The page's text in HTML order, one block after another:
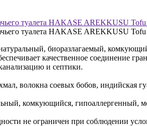
биоразлагаемый,
качественное соединение
и септики.
волокна соевых бобов, индийская
комкующийся, гипоаллергенный,
не ограничен при соблюдении